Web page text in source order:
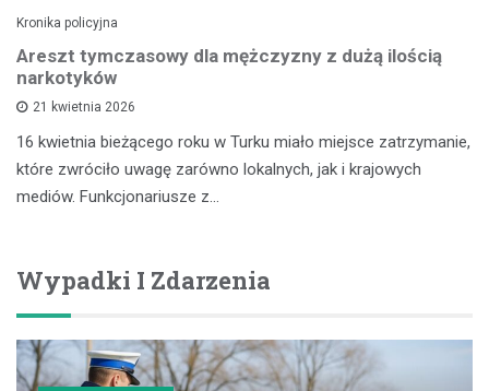
Kronika policyjna
Areszt tymczasowy dla mężczyzny z dużą ilością
narkotyków
21 kwietnia 2026
16 kwietnia bieżącego roku w Turku miało miejsce zatrzymanie,
które zwróciło uwagę zarówno lokalnych, jak i krajowych
mediów. Funkcjonariusze z…
Wypadki I Zdarzenia